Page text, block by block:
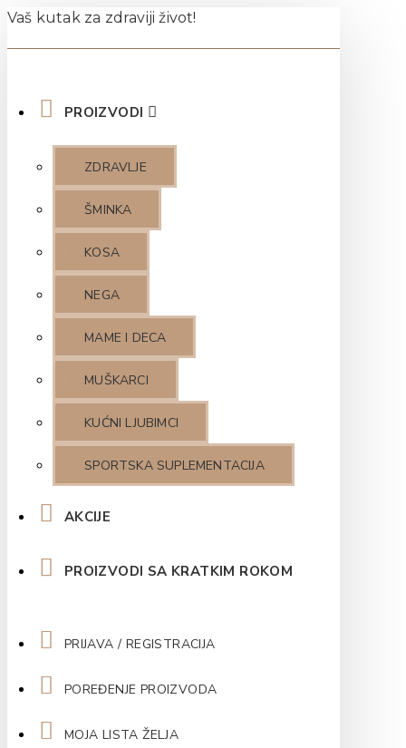
Vaš kutak za zdraviji život!
PROIZVODI
ZDRAVLJE
ŠMINKA
KOSA
NEGA
MAME I DECA
MUŠKARCI
KUĆNI LJUBIMCI
SPORTSKA SUPLEMENTACIJA
AKCIJE
PROIZVODI SA KRATKIM ROKOM
PRIJAVA / REGISTRACIJA
POREĐENJE PROIZVODA
MOJA LISTA ŽELJA